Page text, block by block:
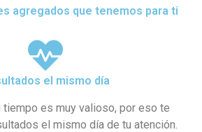
agregados que tenemos para ti
el mismo día
tiempo es muy valioso, por eso te
el mismo día de tu atención.